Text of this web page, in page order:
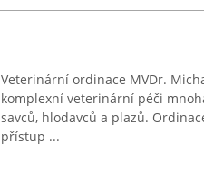
Veterinární ordinace MVDr.
komplexní veterinární péči
savců, hlodavců a plazů.
přístup ...